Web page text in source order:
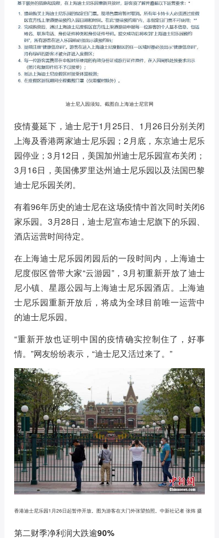
迪士尼入园须知。截图自上海迪士尼官网
疫情蔓延下，迪士尼于1月25日、1月26日分别关闭
上海及香港两家迪士尼乐园；2月底，东京迪士尼乐
园停业；3月12日，美国加州迪士尼乐园宣布关闭；
3月16日，美国佛罗里达州迪士尼乐园以及法国巴黎
迪士尼乐园关闭。
有着96年历史的迪士尼在这场疫情中首次同时关闭6
家乐园。3月28日，迪士尼宣布迪士尼旗下的乐园、
酒店运营时间待定。
在上海迪士尼乐园闭园后的一段时间内，上海迪士
尼度假区曾带大家“云游园”，3月初重新开放了迪士
尼小镇、星愿公园与上海迪士尼乐园酒店。上海迪
士尼乐园重新开放后，将成为全球目前唯一运营中
的迪士尼乐园。
“重新开放也证明中国的疫情确实控制住了，好事
情。”网友纷纷表示，“迪士尼又活过来了。”
香港迪士尼乐园1月26日起暂停开放。图为游客在大门外张望拍照。中新社记者 张炜 摄
第二财季净利润大跌逾90%